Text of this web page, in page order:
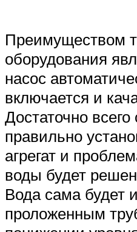
Преимуществом
оборудования
насос
включается и
Достаточно всего
правильно
агрегат и
воды будет
Вода сама будет
проложенным